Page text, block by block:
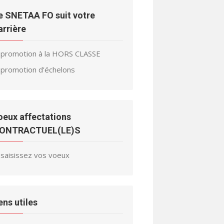
SNETAA FO suit votre
promotion à la HORS CLASSE
promotion d’échelons
affectations
saisissez vos voeux
utiles